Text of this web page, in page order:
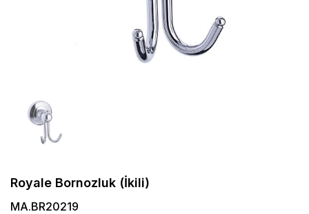
Royale Bornozluk (İkili)
MA.BR20219